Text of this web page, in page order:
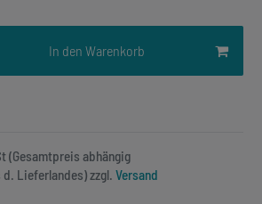
In den Warenkorb
abhängig
Lieferlandes) zzgl. Versand